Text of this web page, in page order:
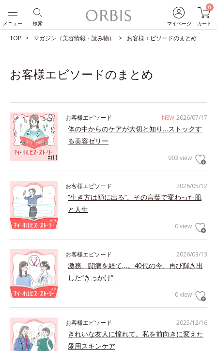
マイページ
0
カート
検索
メニュー
TOP マガジン（美容情報・読み物） お客様エピソードのまとめ
お客様エピソードのまとめ
NEW 2026/07/17
お客様エピソード
体の中からのケアが大切と知り…ストックす
る美容ゼリー
903 view
2026/05/12
お客様エピソード
”生き方は顔に出る”。その言葉で変わった肌
と人生
0 view
2026/03/13
お客様エピソード
激務、闘病を経て…。40代の今、再び輝き出
した“きっかけ”
0 view
2025/12/16
お客様エピソード
きれいな友人に憧れて。私を前向きに変えた
愛用スキンケア